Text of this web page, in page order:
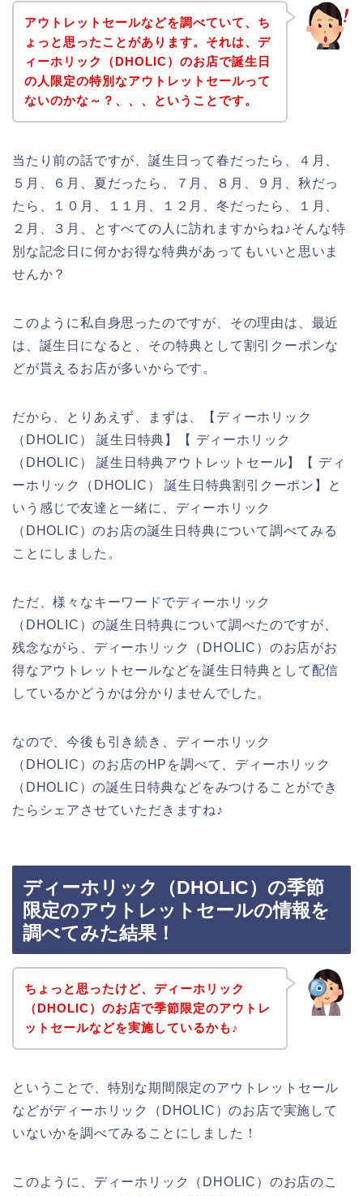
アウトレットセールなどを調べていて、ち
ょっと思ったことがあります。それは、デ
ィーホリック（DHOLIC）のお店で誕生日
の人限定の特別なアウトレットセールって
ないのかな～？、、、ということです。
当たり前の話ですが、誕生日って春だったら、４月、
５月、６月、夏だったら、７月、８月、９月、秋だっ
たら、１０月、１１月、１２月、冬だったら、１月、
２月、３月、とすべての人に訪れますからね♪そんな特
別な記念日に何かお得な特典があってもいいと思いま
せんか？
このように私自身思ったのですが、その理由は、最近
は、誕生日になると、その特典として割引クーポンな
どが貰えるお店が多いからです。
だから、とりあえず、まずは、【ディーホリック
（DHOLIC） 誕生日特典】【 ディーホリック
（DHOLIC） 誕生日特典アウトレットセール】【 ディ
ーホリック（DHOLIC） 誕生日特典割引クーポン】と
いう感じで友達と一緒に、ディーホリック
（DHOLIC）のお店の誕生日特典について調べてみる
ことにしました。
ただ、様々なキーワードでディーホリック
（DHOLIC）の誕生日特典について調べたのですが、
残念ながら、ディーホリック（DHOLIC）のお店がお
得なアウトレットセールなどを誕生日特典として配信
しているかどうかは分かりませんでした。
なので、今後も引き続き、ディーホリック
（DHOLIC）のお店のHPを調べて、ディーホリック
（DHOLIC）の誕生日特典などをみつけることができ
たらシェアさせていただきますね♪
ディーホリック（DHOLIC）の季節
限定のアウトレットセールの情報を
調べてみた結果！
ちょっと思ったけど、ディーホリック
（DHOLIC）のお店で季節限定のアウトレ
ットセールなどを実施しているかも♪
ということで、特別な期間限定のアウトレットセール
などがディーホリック（DHOLIC）のお店で実施して
いないかを調べてみることにしました！
このように、ディーホリック（DHOLIC）のお店のこ